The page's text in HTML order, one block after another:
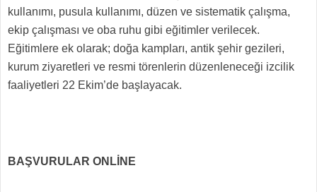
kullanımı, pusula kullanımı, düzen ve sistematik çalışma,
ekip çalışması ve oba ruhu gibi eğitimler verilecek.
Eğitimlere ek olarak; doğa kampları, antik şehir gezileri,
kurum ziyaretleri ve resmi törenlerin düzenleneceği izcilik
faaliyetleri 22 Ekim’de başlayacak.
BAŞVURULAR ONLİNE